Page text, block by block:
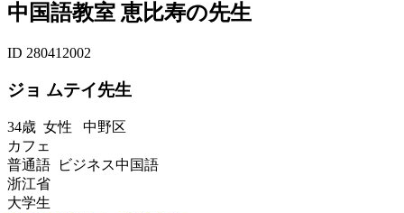
中国語教室 恵比寿の先生
ID 280412002
ジョ ムテイ先生
34歳 女性 中野区
カフェ
普通語 ビジネス中国語
浙江省
大学生